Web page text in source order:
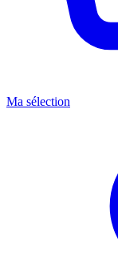
Ma sélection